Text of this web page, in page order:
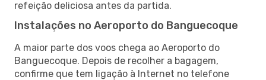
refeição deliciosa antes da partida.
Instalações no Aeroporto do Banguecoque
A maior parte dos voos chega ao Aeroporto do
Banguecoque. Depois de recolher a bagagem,
confirme que tem ligação à Internet no telefone